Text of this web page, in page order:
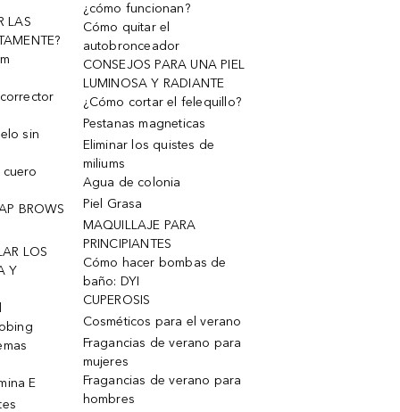
LAS
sin
cuero
BROWS
LOS
Y
E
¿cómo funcionan?
Cómo quitar el
autobronceador
CONSEJOS PARA UNA PIEL
LUMINOSA Y RADIANTE
¿Cómo cortar el felequillo?
Pestanas magneticas
Eliminar los quistes de
miliums
Agua de colonia
Piel Grasa
MAQUILLAJE PARA
PRINCIPIANTES
Cómo hacer bombas de
baño: DYI
CUPEROSIS
Cosméticos para el verano
Fragancias de verano para
mujeres
Fragancias de verano para
hombres